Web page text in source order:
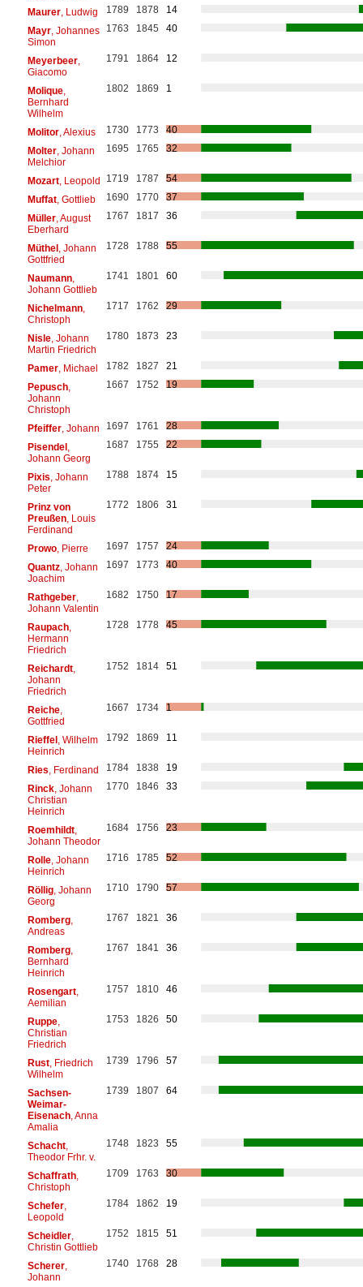
Maurer, Ludwig 1789 1878
14
Mayr, Johannes
Simon
1763 1845 40
Meyerbeer,
Giacomo
1791 1864 12
Molique,
Bernhard
Wilhelm
1802 1869 1
Molitor, Alexius 1730 1773
40
Molter, Johann
Melchior
1695 1765 32
Mozart, Leopold 1719 1787
54
Muffat, Gottlieb 1690 1770
37
Müller, August
Eberhard
1767 1817 36
Müthel, Johann
Gottfried
1728 1788 55
Naumann,
Johann Gottlieb
1741 1801 60
Nichelmann,
Christoph
1717 1762 29
Nisle, Johann
Martin Friedrich
1780 1873 23
Pamer, Michael 1782 1827
21
Pepusch,
Johann
Christoph
1667 1752 19
Pfeiffer, Johann 1697 1761
28
Pisendel,
Johann Georg
1687 1755 22
Pixis , Johann
Peter
1788 1874 15
Prinz von
Preußen, Louis
Ferdinand
1772 1806 31
Prowo, Pierre 1697 1757
24
Quantz, Johann
Joachim
1697 1773 40
Rathgeber,
Johann Valentin
1682 1750 17
Raupach,
Hermann
Friedrich
1728 1778 45
Reichardt,
Johann
Friedrich
1752 1814 51
Reiche,
Gottfried
1667 1734 1
Rieffel, Wilhelm
Heinrich
1792 1869 11
Ries , Ferdinand 1784 1838
19
Rinck, Johann
Christian
Heinrich
1770 1846 33
Roemhildt,
Johann Theodor
1684 1756 23
Rolle, Johann
Heinrich
1716 1785 52
Röllig, Johann
Georg
1710 1790 57
Romberg,
Andreas
1767 1821 36
Romberg,
Bernhard
Heinrich
1767 1841 36
Rosengart,
Aemilian
1757 1810 46
Ruppe,
Christian
Friedrich
1753 1826 50
Rust, Friedrich
Wilhelm
1739 1796 57
Sachsen-
Weimar-
Eisenach, Anna
Amalia
1739 1807 64
Schacht,
Theodor Frhr. v.
1748 1823 55
Schaffrath,
Christoph
1709 1763 30
Schefer,
Leopold
1784 1862 19
Scheidler,
Christin Gottlieb
1752 1815 51
Scherer,
Johann
1740 1768 28